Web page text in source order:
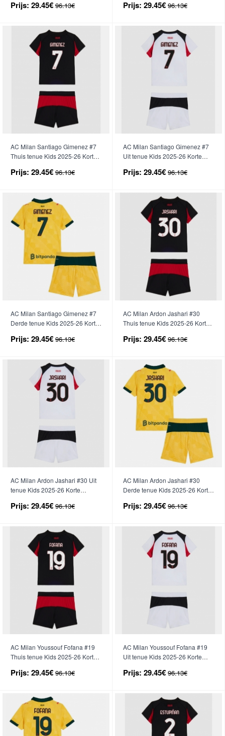
Prijs: 29.45€ 96.13€ Prijs: 29.45€ 96.13€
AC Milan Santiago Gimenez #7
Thuis tenue Kids 2025-26 Korte
Prijs: 29.45€ 96.13€
AC Milan Santiago Gimenez #7
Uit tenue Kids 2025-26 Korte
Prijs: 29.45€ 96.13€
AC Milan Santiago Gimenez #7
Derde tenue Kids 2025-26 Korte
Prijs: 29.45€ 96.13€
AC Milan Ardon Jashari #30
Thuis tenue Kids 2025-26 Korte
Prijs: 29.45€ 96.13€
AC Milan Ardon Jashari #30 Uit
tenue Kids 2025-26 Korte
Prijs: 29.45€ 96.13€
AC Milan Ardon Jashari #30
Derde tenue Kids 2025-26 Korte
Prijs: 29.45€ 96.13€
AC Milan Youssouf Fofana #19
Thuis tenue Kids 2025-26 Korte
Prijs: 29.45€ 96.13€
AC Milan Youssouf Fofana #19
Uit tenue Kids 2025-26 Korte
Prijs: 29.45€ 96.13€